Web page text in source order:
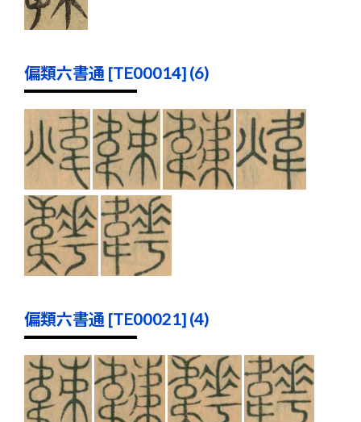
偏類六書通 [TE00014] (6)
偏類六書通 [TE00021] (4)